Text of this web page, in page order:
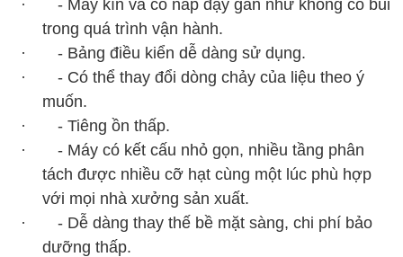
· - Máy kín và có nắp đậy gần như không có bui
trong quá trình vận hành.
· - Bảng điều kiển dễ dàng sử dụng.
· - Có thể thay đổi dòng chảy của liệu theo ý
muốn.
· - Tiêng ồn thấp.
· - Máy có kết cấu nhỏ gọn, nhiều tầng phân
tách được nhiều cỡ hạt cùng một lúc phù hợp
với mọi nhà xưởng sản xuất.
· - Dễ dàng thay thế bề mặt sàng, chi phí bảo
dưỡng thấp.